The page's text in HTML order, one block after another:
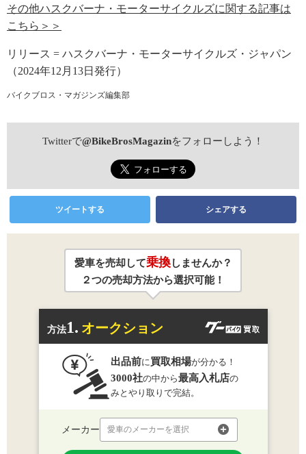
その他ハスクバーナ・モーターサイクルズに関する記事は
こちら＞＞
リリース = ハスクバーナ・モーターサイクルズ・ジャパン
（2024年12月13日発行）
バイクブロス・マガジンズ編集部
Twitterで@BikeBrosMagazinをフォローしよう！
ツイートする シェアする
愛車を売却して乗換しませんか？
２つの売却方法から選択可能！
方法1. オークション
出品前に買取相場が分かる！
3000社の中から最高入札店の
みとやり取りで完結。
メーカー 愛車のメーカーを選択